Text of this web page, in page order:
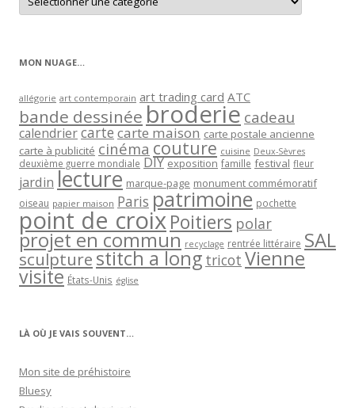
les
articles
MON NUAGE…
allégorie art contemporain art trading card ATC
bande dessinée broderie cadeau
calendriercartecarte maison carte postale ancienne
carte à publicité cinéma couture cuisine Deux-Sèvres
deuxième guerre mondiale DIY exposition famille festival fleur
jardin lecture marque-page monument commémoratif
oiseau papier maison Paris patrimoine pochette
point de croixPoitiers polar
projet en commun recyclage rentrée littéraire SAL
sculpturestitch a long tricot Vienne
visite États-Unis église
LÀ OÙ JE VAIS SOUVENT…
Mon site de préhistoire
Bluesy